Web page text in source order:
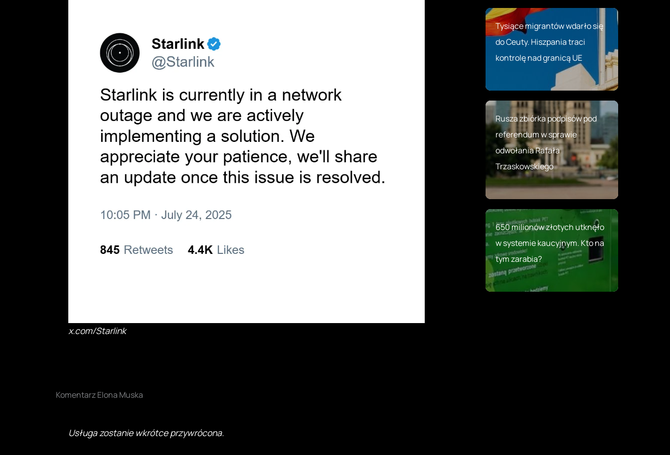
x.com/Starlink
Komentarz Elona Muska
Usługa zostanie wkrótce przywrócona.
Tysiące migrantów wdarło się
do Ceuty. Hiszpania traci
kontrolę nad granicą UE
Rusza zbiórka podpisów pod
referendum w sprawie
odwołania Rafała
Trzaskowskiego
650 milionów złotych utknęło
w systemie kaucyjnym. Kto na
tym zarabia?